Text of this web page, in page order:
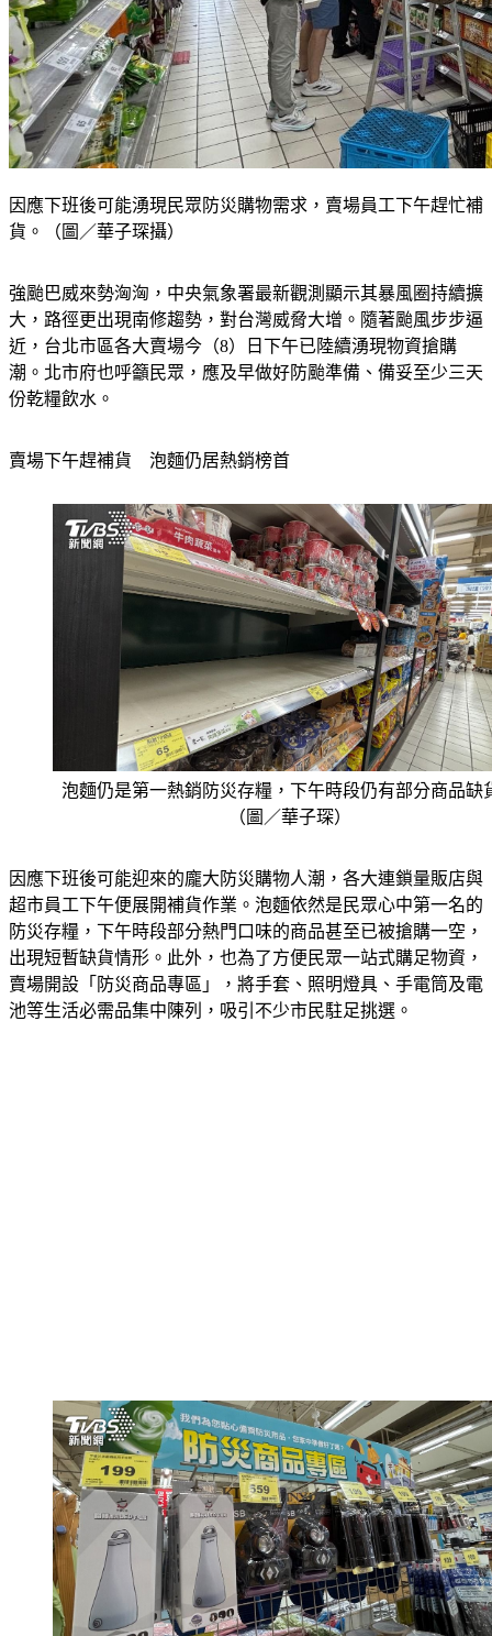
因應下班後可能湧現民眾防災購物需求，賣場員工下午趕忙補
強颱巴威來勢洶洶，中央氣象署最新觀測顯示其暴風圈持續擴
大，路徑更出現南修趨勢，對台灣威脅大增。隨著颱風步步逼
近，台北市區各大賣場今（8）日下午已陸續湧現物資搶購
潮。北市府也呼籲民眾，應及早做好防颱準備、備妥至少三天
泡麵仍是第一熱銷防災存糧，下午時段仍有部分商品缺
因應下班後可能迎來的龐大防災購物人潮，各大連鎖量販店與
超市員工下午便展開補貨作業。泡麵依然是民眾心中第一名的
防災存糧，下午時段部分熱門口味的商品甚至已被搶購一空，
出現短暫缺貨情形。此外，也為了方便民眾一站式購足物資，
賣場開設「防災商品專區」，將手套、照明燈具、手電筒及電